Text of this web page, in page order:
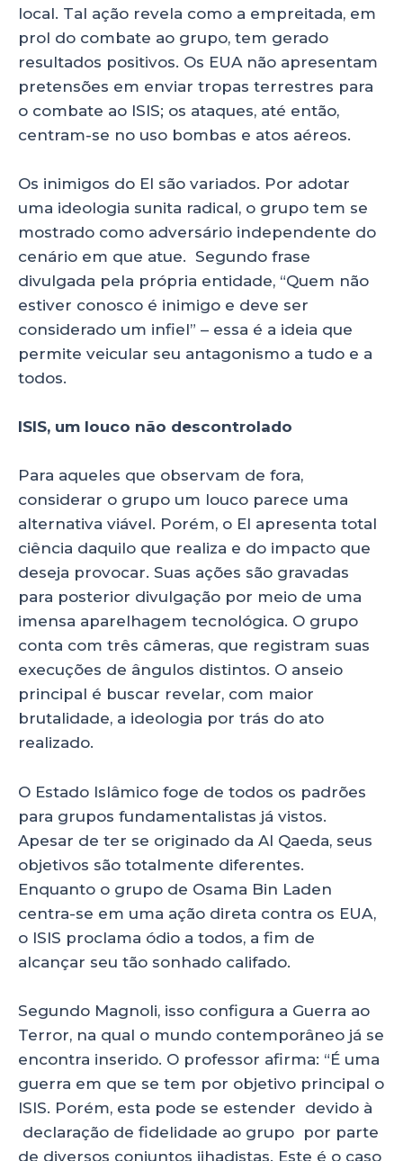
local. Tal ação revela como a empreitada, em
prol do combate ao grupo, tem gerado
resultados positivos. Os EUA não apresentam
pretensões em enviar tropas terrestres para
o combate ao ISIS; os ataques, até então,
centram-se no uso bombas e atos aéreos.
Os inimigos do EI são variados. Por adotar
uma ideologia sunita radical, o grupo tem se
mostrado como adversário independente do
cenário em que atue. Segundo frase
divulgada pela própria entidade, “Quem não
estiver conosco é inimigo e deve ser
considerado um infiel” – essa é a ideia que
permite veicular seu antagonismo a tudo e a
todos.
ISIS, um louco não descontrolado
Para aqueles que observam de fora,
considerar o grupo um louco parece uma
alternativa viável. Porém, o EI apresenta total
ciência daquilo que realiza e do impacto que
deseja provocar. Suas ações são gravadas
para posterior divulgação por meio de uma
imensa aparelhagem tecnológica. O grupo
conta com três câmeras, que registram suas
execuções de ângulos distintos. O anseio
principal é buscar revelar, com maior
brutalidade, a ideologia por trás do ato
realizado.
O Estado Islâmico foge de todos os padrões
para grupos fundamentalistas já vistos.
Apesar de ter se originado da Al Qaeda, seus
objetivos são totalmente diferentes.
Enquanto o grupo de Osama Bin Laden
centra-se em uma ação direta contra os EUA,
o ISIS proclama ódio a todos, a fim de
alcançar seu tão sonhado califado.
Segundo Magnoli, isso configura a Guerra ao
Terror, na qual o mundo contemporâneo já se
encontra inserido. O professor afirma: “É uma
guerra em que se tem por objetivo principal o
ISIS. Porém, esta pode se estender devido à
declaração de fidelidade ao grupo por parte
de diversos conjuntos jihadistas. Este é o caso